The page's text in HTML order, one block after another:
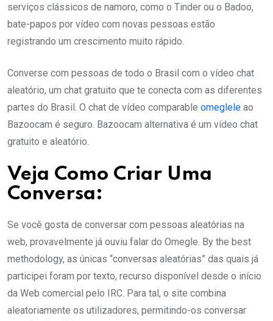
serviços clássicos de namoro, como o Tinder ou o Badoo,
bate-papos por vídeo com novas pessoas estão
registrando um crescimento muito rápido.
Converse com pessoas de todo o Brasil com o vídeo chat
aleatório, um chat gratuito que te conecta com as diferentes
partes do Brasil. O chat de vídeo comparable omeglele ao
Bazoocam é seguro. Bazoocam alternativa é um vídeo chat
gratuito e aleatório.
Veja Como Criar Uma
Conversa:
Se você gosta de conversar com pessoas aleatórias na
web, provavelmente já ouviu falar do Omegle. By the best
methodology, as únicas “conversas aleatórias” das quais já
participei foram por texto, recurso disponível desde o início
da Web comercial pelo IRC. Para tal, o site combina
aleatoriamente os utilizadores, permitindo-os conversar